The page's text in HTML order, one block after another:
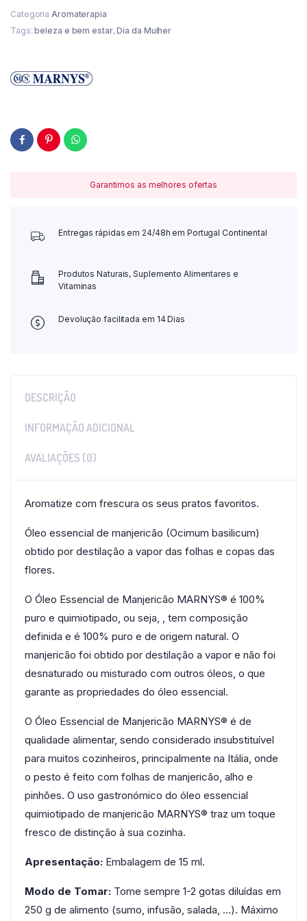
Categoria Aromaterapia
Tags:beleza e bem estar,Dia da Mulher
Garantimos as melhores ofertas
Entregas rápidas em 24/48h em Portugal Continental
Produtos Naturais, Suplemento Alimentares e
Vitaminas
Devolução facilitada em 14 Dias
DESCRIÇÃO
INFORMAÇÃO ADICIONAL
AVALIAÇÕES (0)
Aromatize com frescura os seus pratos favoritos.
Óleo essencial de manjericão (Ocimum basilicum)
obtido por destilação a vapor das folhas e copas das
flores.
O Óleo Essencial de Manjericão MARNYS® é 100%
puro e quimiotipado, ou seja, , tem composição
definida e é 100% puro e de origem natural. O
manjericão foi obtido por destilação a vapor e não foi
desnaturado ou misturado com outros óleos, o que
garante as propriedades do óleo essencial.
O Óleo Essencial de Manjericão MARNYS® é de
qualidade alimentar, sendo considerado insubstituível
para muitos cozinheiros, principalmente na Itália, onde
o pesto é feito com folhas de manjericão, alho e
pinhões. O uso gastronómico do óleo essencial
quimiotipado de manjericão MARNYS® traz um toque
fresco de distinção à sua cozinha.
Apresentação: Embalagem de 15 ml.
Modo de Tomar: Tome sempre 1-2 gotas diluídas em
250 g de alimento (sumo, infusão, salada, …). Máximo